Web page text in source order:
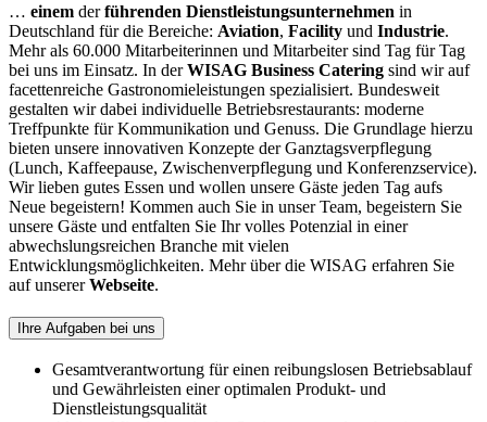
… einem derführenden Dienstleistungsunternehmen in
Deutschland für die Bereiche: Aviation, Facility und Industrie.
Mehr als 60.000 Mitarbeiterinnen und Mitarbeiter sind Tag für Tag
bei uns im Einsatz. In derWISAG Business Catering sind wir auf
facettenreiche Gastronomieleistungen spezialisiert. Bundesweit
gestalten wir dabei individuelle Betriebsrestaurants: moderne
Treffpunkte für Kommunikation und Genuss. Die Grundlage hierzu
bieten unsere innovativen Konzepte der Ganztagsverpflegung
(Lunch, Kaffeepause, Zwischenverpflegung und Konferenzservice).
Wir lieben gutes Essen und wollen unsere Gäste jeden Tag aufs
Neue begeistern! Kommen auch Sie in unser Team, begeistern Sie
unsere Gäste und entfalten Sie Ihr volles Potenzial in einer
abwechslungsreichen Branche mit vielen
Entwicklungsmöglichkeiten. Mehr über die WISAG erfahren Sie
auf unsererWebseite.
Ihre Aufgaben bei uns
Gesamtverantwortung für einen reibungslosen Betriebsablauf
und Gewährleisten einer optimalen Produkt- und
Dienstleistungsqualität